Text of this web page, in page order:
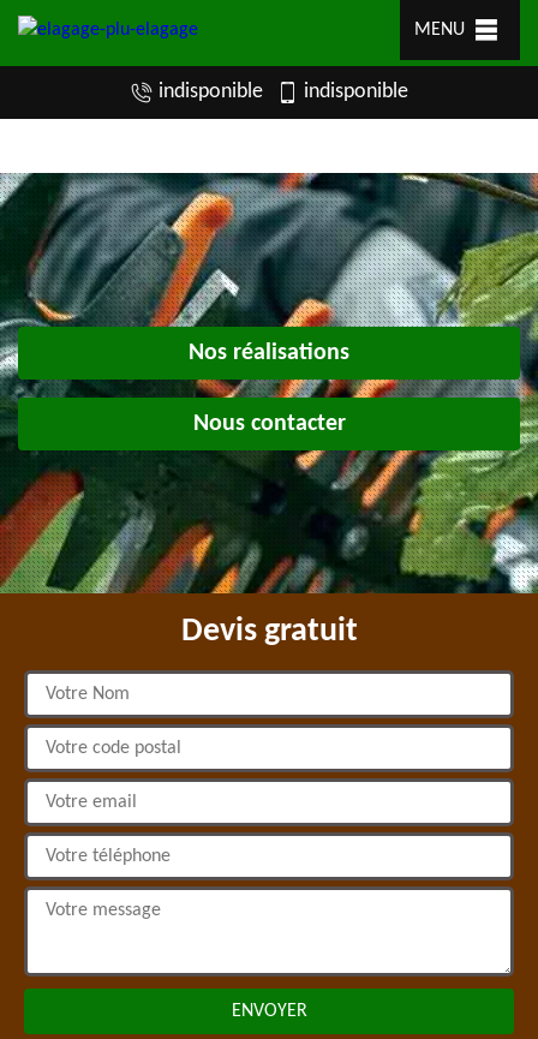
MENU
indisponible indisponible
Nos réalisations
Nous contacter
Devis gratuit